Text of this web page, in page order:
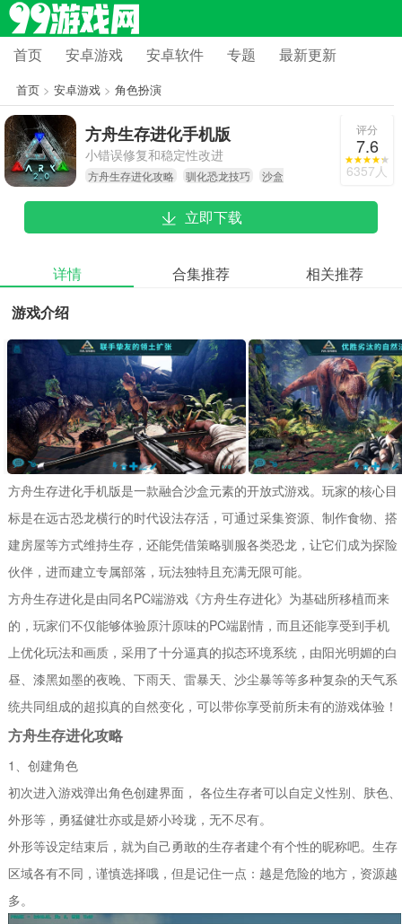
首页 安卓游戏 安卓软件 专题 最新更新
首页> 安卓游戏> 角色扮演
方舟生存进化手机版
小错误修复和稳定性改进
方舟生存进化攻略 驯化恐龙技巧
沙盒
评分
7.6
6357人
立即下载
详情 合集推荐
相关推荐
游戏介绍
方舟生存进化手机版是一款融合沙盒元素的开放式游戏。玩家的核心目
标是在远古恐龙横行的时代设法存活，可通过采集资源、制作食物、搭
建房屋等方式维持生存，还能凭借策略驯服各类恐龙，让它们成为探险
伙伴，进而建立专属部落，玩法独特且充满无限可能。
方舟生存进化是由同名PC端游戏《方舟生存进化》为基础所移植而来
的，玩家们不仅能够体验原汁原味的PC端剧情，而且还能享受到手机
上优化玩法和画质，采用了十分逼真的拟态环境系统，由阳光明媚的白
昼、漆黑如墨的夜晚、下雨天、雷暴天、沙尘暴等等多种复杂的天气系
统共同组成的超拟真的自然变化，可以带你享受前所未有的游戏体验！
方舟生存进化攻略
1、创建角色
初次进入游戏弹出角色创建界面， 各位生存者可以自定义性别、肤色、
外形等，勇猛健壮亦或是娇小玲珑，无不尽有。
外形等设定结束后，就为自己勇敢的生存者建个有个性的昵称吧。生存
区域各有不同，谨慎选择哦，但是记住一点：越是危险的地方，资源越
多。